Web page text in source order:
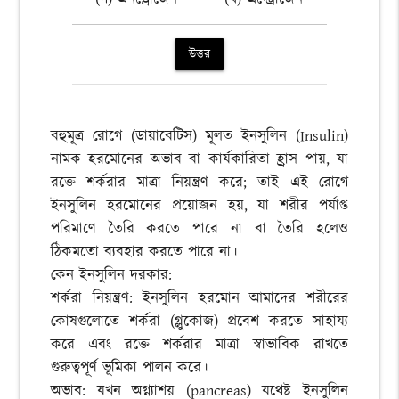
উত্তর
বহুমূত্র রোগে (ডায়াবেটিস) মূলত ইনসুলিন (Insulin)
নামক হরমোনের অভাব বা কার্যকারিতা হ্রাস পায়, যা
রক্তে শর্করার মাত্রা নিয়ন্ত্রণ করে; তাই এই রোগে
ইনসুলিন হরমোনের প্রয়োজন হয়, যা শরীর পর্যাপ্ত
পরিমাণে তৈরি করতে পারে না বা তৈরি হলেও
ঠিকমতো ব্যবহার করতে পারে না।
কেন ইনসুলিন দরকার:
শর্করা নিয়ন্ত্রণ: ইনসুলিন হরমোন আমাদের শরীরের
কোষগুলোতে শর্করা (গ্লুকোজ) প্রবেশ করতে সাহায্য
করে এবং রক্তে শর্করার মাত্রা স্বাভাবিক রাখতে
গুরুত্বপূর্ণ ভূমিকা পালন করে।
অভাব: যখন অগ্ন্যাশয় (pancreas) যথেষ্ট ইনসুলিন